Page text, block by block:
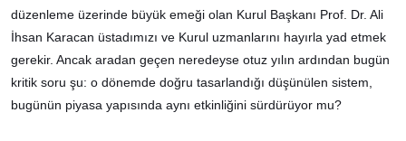
düzenleme üzerinde büyük emeği olan Kurul Başkanı Prof. Dr. Ali
İhsan Karacan üstadımızı ve Kurul uzmanlarını hayırla yad etmek
gerekir. Ancak aradan geçen neredeyse otuz yılın ardından bugün
kritik soru şu: o dönemde doğru tasarlandığı düşünülen sistem,
bugünün piyasa yapısında aynı etkinliğini sürdürüyor mu?